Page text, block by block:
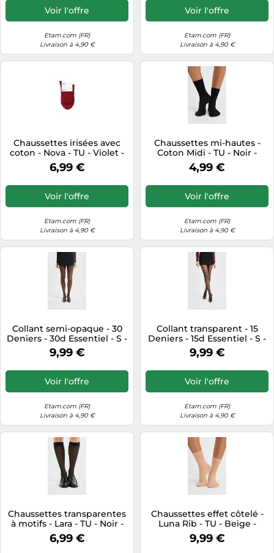
Voir l'offre
Etam.com (FR)
Livraison à 4,90 €
Voir l'offre
Etam.com (FR)
Livraison à 4,90 €
Chaussettes irisées avec
coton - Nova - TU - Violet -
Femme - Etam
6,99 €
Voir l'offre
Etam.com (FR)
Livraison à 4,90 €
Chaussettes mi-hautes -
Coton Midi - TU - Noir -
Femme - Etam
4,99 €
Voir l'offre
Etam.com (FR)
Livraison à 4,90 €
Collant semi-opaque - 30
Deniers - 30d Essentiel - S -
Brown - Femme - Etam
9,99 €
Voir l'offre
Etam.com (FR)
Livraison à 4,90 €
Collant transparent - 15
Deniers - 15d Essentiel - S -
Noir - Femme - Etam
9,99 €
Voir l'offre
Etam.com (FR)
Livraison à 4,90 €
Chaussettes transparentes
à motifs - Lara - TU - Noir -
Femme - Etam
6,99 €
Chaussettes effet côtelé -
Luna Rib - TU - Beige -
Femme - Etam
9,99 €